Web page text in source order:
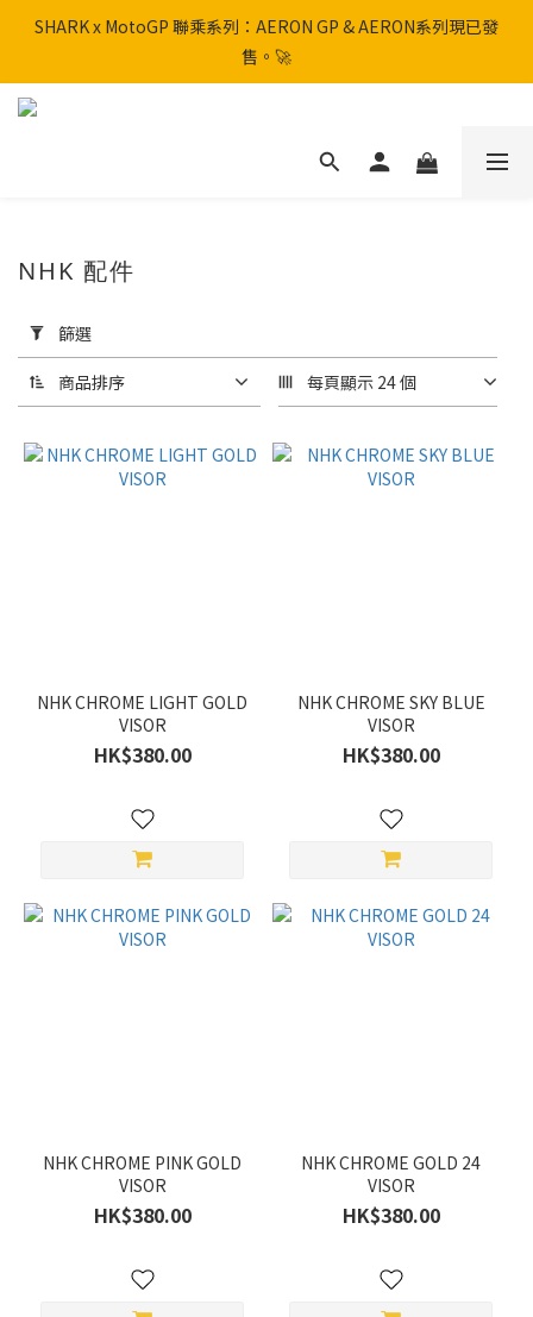
SHARK x MotoGP 聯乘系列：AERON GP & AERON系列現已發
售。🚀
SHARK x MotoGP 聯乘系列：AERON GP & AERON系列現已發
售。🚀
📦 【全新上架】NHK Helmet 到貨通知：S1GP & K5R 熱銷款式全
SHARK x MotoGP 聯乘系列：AERON GP & AERON系列現已發
用
篩
選
(0/20)
品
NHK 配件
篩選
商品排序 每頁顯示 24 個
NHK CHROME LIGHT GOLD
VISOR
HK$380.00
NHK CHROME SKY BLUE
VISOR
HK$380.00
NHK CHROME PINK GOLD
VISOR
HK$380.00
NHK CHROME GOLD 24
VISOR
HK$380.00